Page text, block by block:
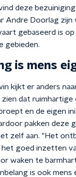
deze
Andre Doorlag zijn
gebaseerd is
gebieden.
is mens
kijkt er anders
zien dat ruimhartige
en de eigen
pakken deze
zelf aan. "Het
goed inzetten
waken te
is ook mens